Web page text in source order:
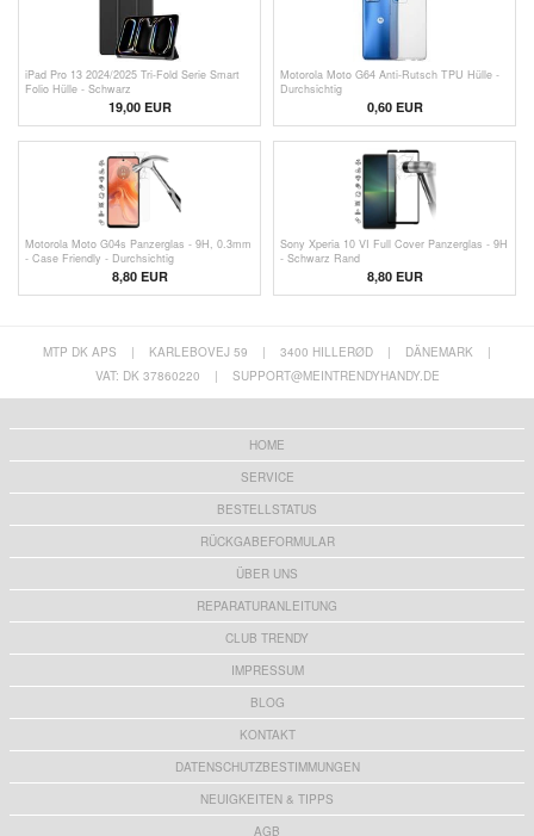
iPad Pro 13 2024/2025 Tri-Fold Serie Smart
Folio Hülle - Schwarz
19,00 EUR
Motorola Moto G64 Anti-Rutsch TPU Hülle -
Durchsichtig
0,60EUR
Motorola Moto G04s Panzerglas - 9H, 0.3mm
- Case Friendly - Durchsichtig
8,80 EUR
Sony Xperia 10 VI Full Cover Panzerglas - 9H
- Schwarz Rand
8,80 EUR
MTP DK APS | KARLEBOVEJ 59 | 3400 HILLERØD | DÄNEMARK
|
VAT: DK 37860220
| SUPPORT@MEINTRENDYHANDY.DE
HOME
SERVICE
BESTELLSTATUS
RÜCKGABEFORMULAR
ÜBER UNS
REPARATURANLEITUNG
CLUB TRENDY
IMPRESSUM
BLOG
KONTAKT
DATENSCHUTZBESTIMMUNGEN
NEUIGKEITEN & TIPPS
AGB